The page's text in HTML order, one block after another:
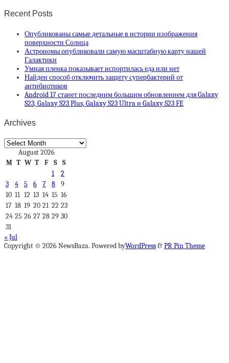
Recent Posts
Опубликованы самые детальные в истории изображения
поверхности Солнца
Астрономы опубликовали самую масштабную карту нашей
Галактики
Умная пленка показывает испортилась еда или нет
Найден способ отключить защиту супербактерий от
антибиотиков
Android 17 станет последним большим обновлением для Galaxy
S23, Galaxy S23 Plus, Galaxy S23 Ultra и Galaxy S23 FE
Archives
Archives
August 2026
M T W T F S
S
1
2
3
4 5 6 7 8
9
10 11 12 13 14 15 16
17 18 19 20 21 22 23
24 25 26 27 28 29 30
31
« Jul
Copyright © 2026 NewsBaza. Powered byWordPress&PR Pin Theme